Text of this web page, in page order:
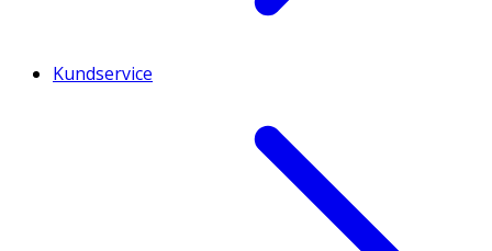
Kundservice